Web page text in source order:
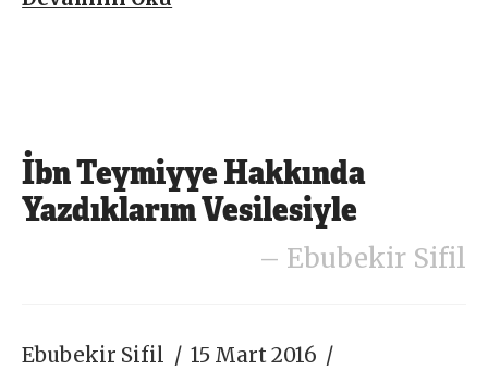
İbn Teymiyye Hakkında
Yazdıklarım Vesilesiyle
Ebubekir Sifil
Ebubekir Sifil
15 Mart 2016